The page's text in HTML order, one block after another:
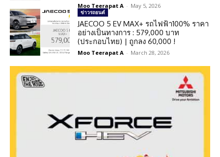
Moo Teerapat A - May 5, 2026
ข่าวรถยนต์
JAECOO 5 EV MAX+ รถไฟฟ้า100% ราคา
อย่างเป็นทางการ : 579,000 บาท
(ประกอบไทย) | ถูกลง 60,000 !
Moo Teerapat A - March 28, 2026